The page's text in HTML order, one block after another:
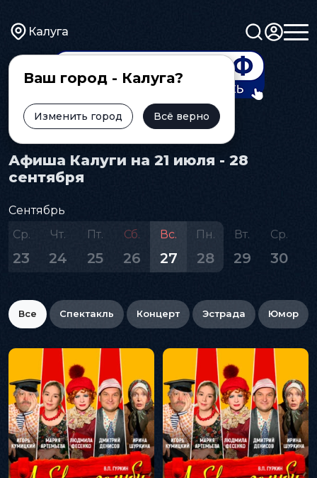
Калуга
Ваш город - Калуга?
Изменить город Всё верно
Главная Афиша
Афиша Калуги на 21 июля - 28
сентября
Сентябрь
Ср.
23
Чт.
24
Пт.
25
Сб.
26
Вс.
27
Пн.
28
Вт.
29
Ср.
30
Все Спектакль Концерт Эстрада Юмор